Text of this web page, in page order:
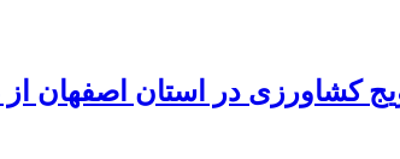
در استان اصفهان از